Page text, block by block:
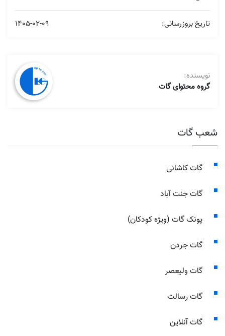
تاریخ بروزرسانی: 1405-02-09
نویسنده:
گروه محتوای گات
شعب گات
گات کاشانی
گات جنت آباد
پونک گات (ویژه کودکان)
گات جردن
گات ولیعصر
گات رسالت
گات آنلاین